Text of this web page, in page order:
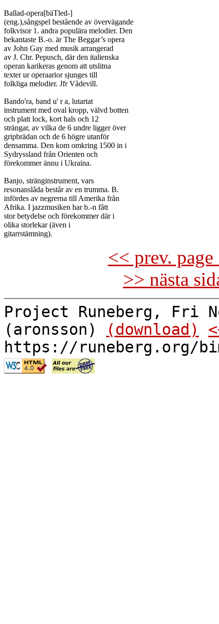
Ballad-opera[bäTled-]
(eng.),sångspel bestående av övervägande
folkvisor 1. andra populära melodier. Den
bekantaste B.-o. är The Beggar’s opera
av John Gay med musik arrangerad
av J. Chr. Pepusch, där den italienska
operan karikeras genom att utslitna
texter ur operaarior sjunges till
folkliga melodier. Jfr Vådevill.
Bando'ra, band u' r a, lutartat
instrument med oval kropp, välvd botten
och platt lock, kort hals och 12
strängar, av vilka de 6 undre ligger över
gripbrädan och de 6 högre utanför
densamma. Den kom omkring 1500 in i
Sydryssland från Orienten och
förekommer ännu i Ukraina.
Banjo, stränginstrument, vars
resonanslåda består av en trumma. B.
infördes av negrerna till Amerika från
Afrika. I jazzmusiken har b.-n fått
stor betydelse och förekommer där i
olika storlekar (även i
<< prev.
>> nästa
Project Runeberg, Fri
(aronsson)
(download)
https://runeberg.org/